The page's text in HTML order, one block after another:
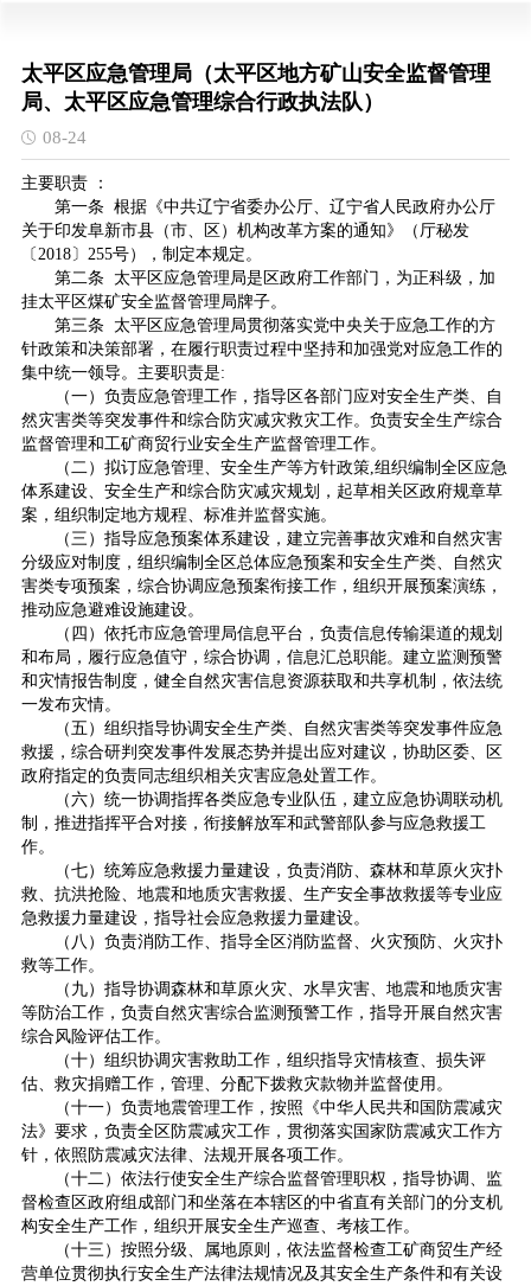
太平区应急管理局（太平区地方矿山安全监督管理
局、太平区应急管理综合行政执法队）
08-24
主要职责 ：
第一条 根据《中共辽宁省委办公厅、辽宁省人民政府办公厅
关于印发阜新市县（市、区）机构改革方案的通知》（厅秘发
〔2018〕255号），制定本规定。
第二条 太平区应急管理局是区政府工作部门，为正科级，加
挂太平区煤矿安全监督管理局牌子。
第三条 太平区应急管理局贯彻落实党中央关于应急工作的方
针政策和决策部署，在履行职责过程中坚持和加强党对应急工作的
集中统一领导。主要职责是:
（一）负责应急管理工作，指导区各部门应对安全生产类、自
然灾害类等突发事件和综合防灾减灾救灾工作。负责安全生产综合
监督管理和工矿商贸行业安全生产监督管理工作。
（二）拟订应急管理、安全生产等方针政策,组织编制全区应急
体系建设、安全生产和综合防灾减灾规划，起草相关区政府规章草
案，组织制定地方规程、标准并监督实施。
（三）指导应急预案体系建设，建立完善事故灾难和自然灾害
分级应对制度，组织编制全区总体应急预案和安全生产类、自然灾
害类专项预案，综合协调应急预案衔接工作，组织开展预案演练，
推动应急避难设施建设。
（四）依托市应急管理局信息平台，负责信息传输渠道的规划
和布局，履行应急值守，综合协调，信息汇总职能。建立监测预警
和灾情报告制度，健全自然灾害信息资源获取和共享机制，依法统
一发布灾情。
（五）组织指导协调安全生产类、自然灾害类等突发事件应急
救援，综合研判突发事件发展态势并提出应对建议，协助区委、区
政府指定的负责同志组织相关灾害应急处置工作。
（六）统一协调指挥各类应急专业队伍，建立应急协调联动机
制，推进指挥平合对接，衔接解放军和武警部队参与应急救援工
作。
（七）统筹应急救援力量建设，负责消防、森林和草原火灾扑
救、抗洪抢险、地震和地质灾害救援、生产安全事故救援等专业应
急救援力量建设，指导社会应急救援力量建设。
（八）负责消防工作、指导全区消防监督、火灾预防、火灾扑
救等工作。
（九）指导协调森林和草原火灾、水旱灾害、地震和地质灾害
等防治工作，负责自然灾害综合监测预警工作，指导开展自然灾害
综合风险评估工作。
（十）组织协调灾害救助工作，组织指导灾情核查、损失评
估、救灾捐赠工作，管理、分配下拨救灾款物并监督使用。
（十一）负责地震管理工作，按照《中华人民共和国防震减灾
法》要求，负责全区防震减灾工作，贯彻落实国家防震减灾工作方
针，依照防震减灾法律、法规开展各项工作。
（十二）依法行使安全生产综合监督管理职权，指导协调、监
督检查区政府组成部门和坐落在本辖区的中省直有关部门的分支机
构安全生产工作，组织开展安全生产巡查、考核工作。
（十三）按照分级、属地原则，依法监督检查工矿商贸生产经
营单位贯彻执行安全生产法律法规情况及其安全生产条件和有关设